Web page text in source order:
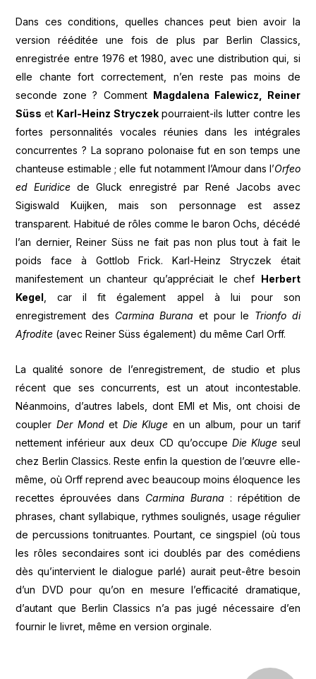
Dans ces conditions, quelles chances peut bien avoir la
version rééditée une fois de plus par Berlin Classics,
enregistrée entre 1976 et 1980, avec une distribution qui, si
elle chante fort correctement, n’en reste pas moins de
seconde zone ? Comment Magdalena Falewicz, Reiner
Süsset Karl-Heinz Stryczekpourraient-ils lutter contre les
fortes personnalités vocales réunies dans les intégrales
concurrentes ? La soprano polonaise fut en son temps une
chanteuse estimable ; elle fut notamment l’Amour dans l’Orfeo
ed Euridice de Gluck enregistré par René Jacobs avec
Sigiswald Kuijken, mais son personnage est assez
transparent. Habitué de rôles comme le baron Ochs, décédé
l’an dernier, Reiner Süss ne fait pas non plus tout à fait le
poids face à Gottlob Frick. Karl-Heinz Stryczek était
manifestement un chanteur qu’appréciait le chef Herbert
Kegel , car il fit également appel à lui pour son
enregistrement des Carmina Buranaet pour le Trionfo di
Afrodite (avec Reiner Süss également) du même Carl Orff.
La qualité sonore de l’enregistrement, de studio et plus
récent que ses concurrents, est un atout incontestable.
Néanmoins, d’autres labels, dont EMI et Mis, ont choisi de
coupler Der Mondet Die Kluge en un album, pour un tarif
nettement inférieur aux deux CD qu’occupe Die Klugeseul
chez Berlin Classics. Reste enfin la question de l’œuvre elle-
même, où Orff reprend avec beaucoup moins éloquence les
recettes éprouvées dans Carmina Burana : répétition de
phrases, chant syllabique, rythmes soulignés, usage régulier
de percussions tonitruantes. Pourtant, ce singspiel (où tous
les rôles secondaires sont ici doublés par des comédiens
dès qu’intervient le dialogue parlé) aurait peut-être besoin
d’un DVD pour qu’on en mesure l’efficacité dramatique,
d’autant que Berlin Classics n’a pas jugé nécessaire d’en
fournir le livret, même en version orginale.